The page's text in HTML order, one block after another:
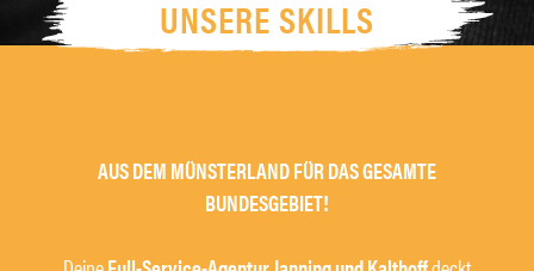
UNSERE SKILLS
AUS DEM MÜNSTERLAND FÜR DAS GESAMTE
BUNDESGEBIET!